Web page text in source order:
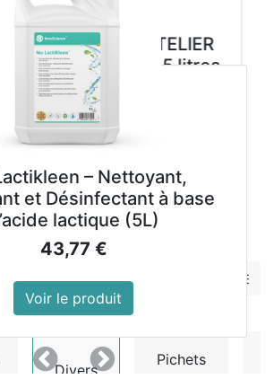
SAVON ATELIER
cartouche 5 litres
33,98€
Voir le produit
Précedent
prix avec la taxe inclue
Divers
Pichets
– Nettoyant,
et Désinfectant à base
lactique (5L)
43,77 €
Voir le produit
PrécedentSuivant